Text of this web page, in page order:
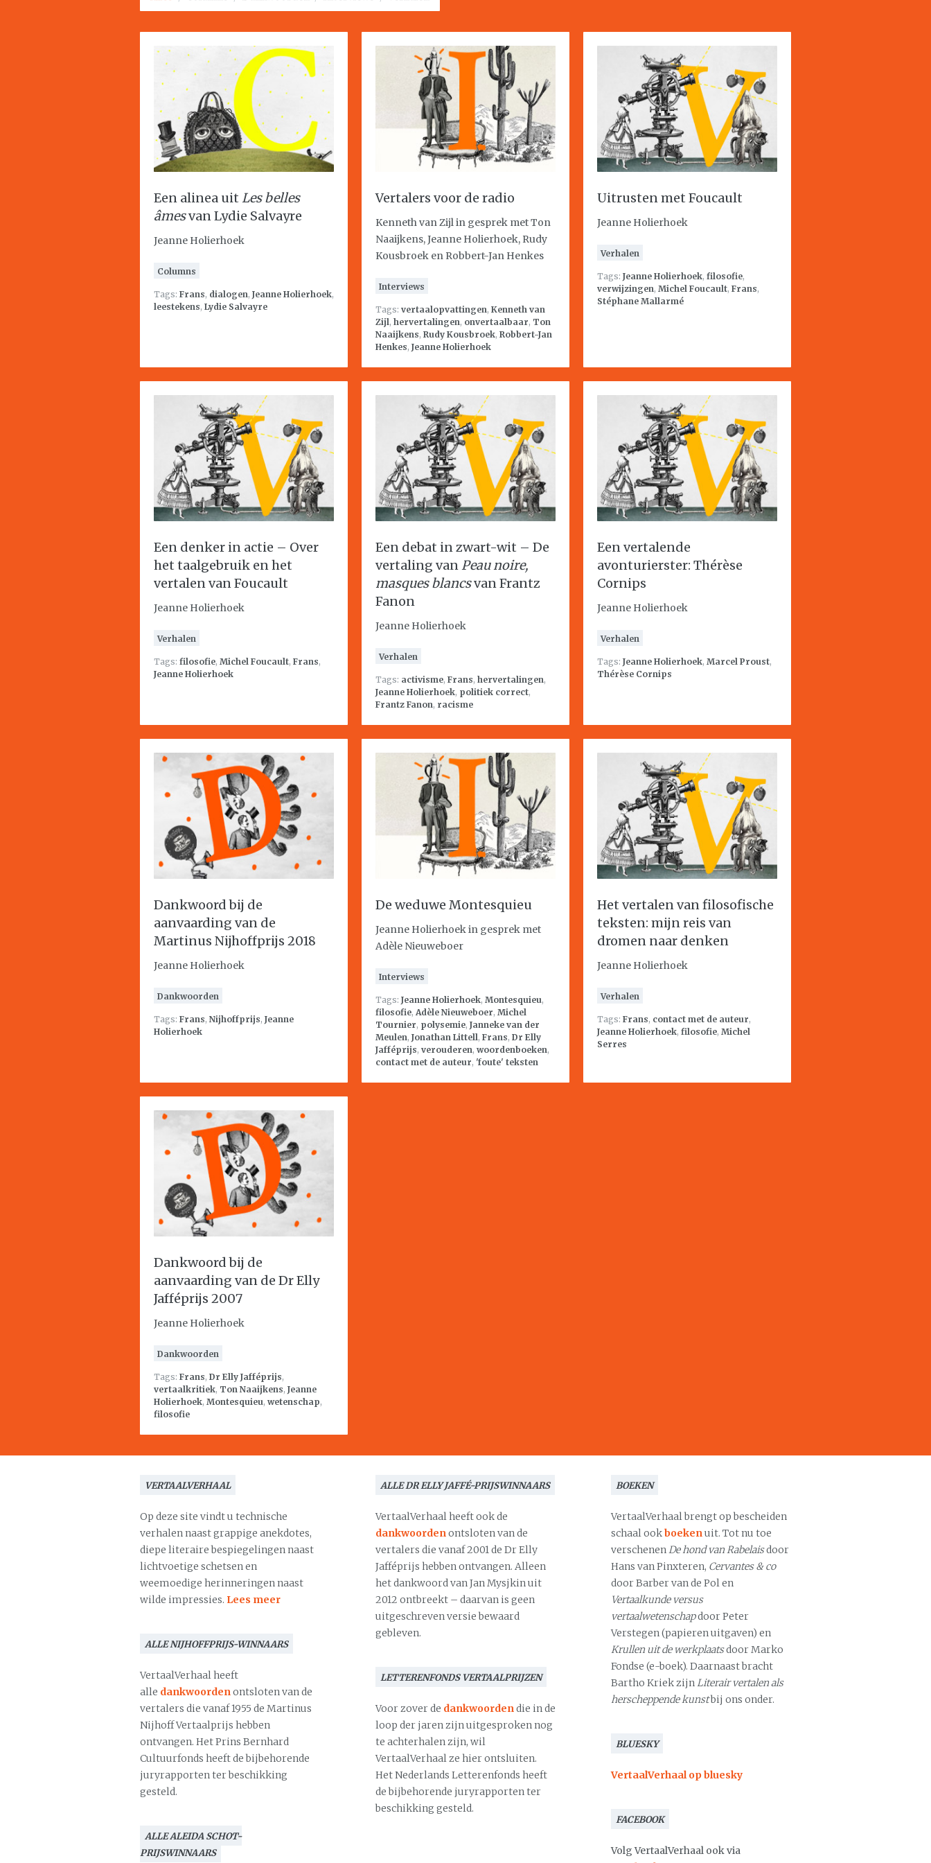
Een alinea uit Les belles
âmesvan Lydie Salvayre
Jeanne Holierhoek
Columns
Tags: Frans, dialogen, Jeanne Holierhoek,
leestekens, Lydie Salvayre
Vertalers voor de radio
Kenneth van Zijl in gesprek met Ton
Naaijkens, Jeanne Holierhoek, Rudy
Kousbroek en Robbert-Jan Henkes
Interviews
Tags: vertaalopvattingen, Kenneth van
Zijl, hervertalingen, onvertaalbaar, Ton
Naaijkens, Rudy Kousbroek, Robbert-Jan
Henkes, Jeanne Holierhoek
Uitrusten met Foucault
Jeanne Holierhoek
Verhalen
Tags: Jeanne Holierhoek, filosofie,
verwijzingen, Michel Foucault, Frans,
Stéphane Mallarmé
Een denker in actie – Over
het taalgebruik en het
vertalen van Foucault
Jeanne Holierhoek
Verhalen
Tags: filosofie, Michel Foucault, Frans,
Jeanne Holierhoek
Een debat in zwart-wit – De
vertaling vanPeau noire,
masques blancsvan Frantz
Fanon
Jeanne Holierhoek
Verhalen
Tags: activisme, Frans, hervertalingen,
Jeanne Holierhoek, politiek correct,
Frantz Fanon, racisme
Een vertalende
avonturierster: Thérèse
Cornips
Jeanne Holierhoek
Verhalen
Tags: Jeanne Holierhoek, Marcel Proust,
Thérèse Cornips
Dankwoord bij de
aanvaarding van de
Martinus Nijhoffprijs 2018
Jeanne Holierhoek
Dankwoorden
Tags: Frans, Nijhoffprijs, Jeanne
Holierhoek
De weduwe Montesquieu
Jeanne Holierhoek in gesprek met
Adèle Nieuweboer
Interviews
Tags: Jeanne Holierhoek, Montesquieu,
filosofie, Adèle Nieuweboer, Michel
Tournier, polysemie, Janneke van der
Meulen, Jonathan Littell, Frans, Dr Elly
Jafféprijs, verouderen, woordenboeken,
contact met de auteur, 'foute' teksten
Het vertalen van filosofische
teksten: mijn reis van
dromen naar denken
Jeanne Holierhoek
Verhalen
Tags: Frans, contact met de auteur,
Jeanne Holierhoek, filosofie, Michel
Serres
Dankwoord bij de
aanvaarding van de Dr Elly
Jafféprijs 2007
Jeanne Holierhoek
Dankwoorden
Tags: Frans, Dr Elly Jafféprijs,
vertaalkritiek, Ton Naaijkens, Jeanne
Holierhoek, Montesquieu, wetenschap,
filosofie
VERTAALVERHAAL
Op deze site vindt u technische
verhalen naast grappige anekdotes,
diepe literaire bespiegelingen naast
lichtvoetige schetsen en
weemoedige herinneringen naast
wilde impressies. Lees meer
ALLE NIJHOFFPRIJS-WINNAARS
VertaalVerhaal heeft
alle dankwoordenontsloten van de
vertalers die vanaf 1955 de Martinus
Nijhoff Vertaalprijs hebben
ontvangen. Het Prins Bernhard
Cultuurfonds heeft de bijbehorende
juryrapporten ter beschikking
gesteld.
ALLE ALEIDA SCHOT-
PRIJSWINNAARS
ALLE DR ELLY JAFFÉ-PRIJSWINNAARS
VertaalVerhaal heeft ook de
dankwoordenontsloten van de
vertalers die vanaf 2001 de Dr Elly
Jafféprijs hebben ontvangen. Alleen
het dankwoord van Jan Mysjkin uit
2012 ontbreekt – daarvan is geen
uitgeschreven versie bewaard
gebleven.
LETTERENFONDS VERTAALPRIJZEN
Voor zover de dankwoordendie in de
loop der jaren zijn uitgesproken nog
te achterhalen zijn, wil
VertaalVerhaal ze hier ontsluiten.
Het Nederlands Letterenfonds heeft
de bijbehorende juryrapporten ter
beschikking gesteld.
BOEKEN
VertaalVerhaal brengt op bescheiden
schaal ookboekenuit. Tot nu toe
verschenenDe hond van Rabelaisdoor
Hans van Pinxteren, Cervantes & co
door Barber van de Pol en
Vertaalkunde versus
vertaalwetenschapdoor Peter
Verstegen (papieren uitgaven) en
Krullen uit de werkplaatsdoor Marko
Fondse (e-boek). Daarnaast bracht
Bartho Kriek zijnLiterair vertalen als
herscheppende kunstbij ons onder.
BLUESKY
VertaalVerhaal op bluesky
FACEBOOK
Volg VertaalVerhaal ook via